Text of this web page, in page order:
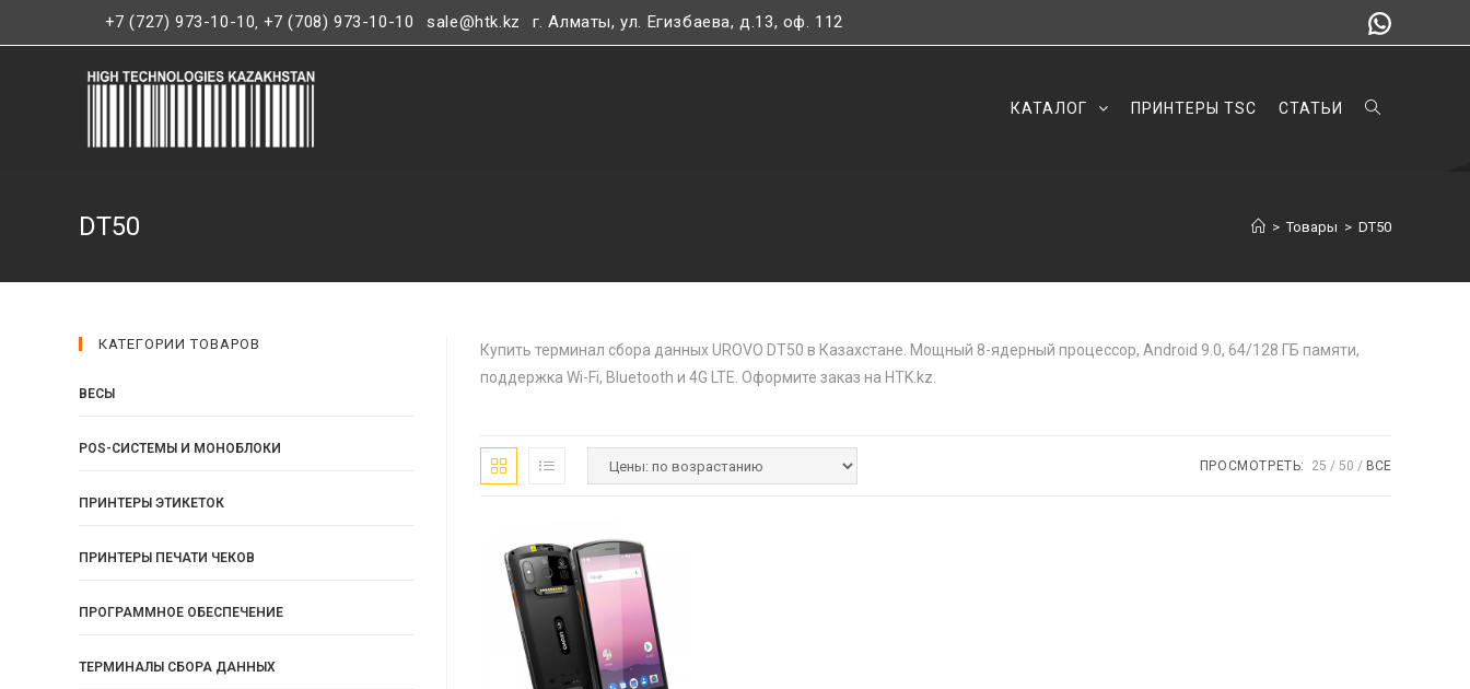
+7 (727) 973-10-10, +7 (708) 973-10-10 sale@htk.kz г. Алматы, ул. Егизбаева, д.13, оф. 112
КАТАЛОГ ПРИНТЕРЫ TSC СТАТЬИ
DT50 > Товары > DT50
Купить терминал сбора данных UROVO DT50 в Казахстане. Мощный 8-ядерный процессор, Android 9.0, 64/128 ГБ памяти,
поддержка Wi-Fi, Bluetooth и 4G LTE. Оформите заказ на HTK.kz.
ПРОСМОТРЕТЬ: 25 50 ВСЕ
КАТЕГОРИИ ТОВАРОВ
ВЕСЫ
POS-СИСТЕМЫ И МОНОБЛОКИ
ПРИНТЕРЫ ЭТИКЕТОК
ПРИНТЕРЫ ПЕЧАТИ ЧЕКОВ
ПРОГРАММНОЕ ОБЕСПЕЧЕНИЕ
ТЕРМИНАЛЫ СБОРА ДАННЫХ